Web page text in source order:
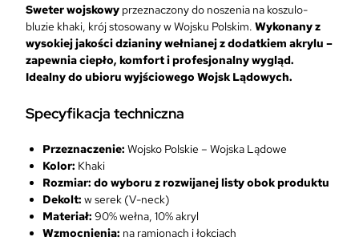
0
0
z
ł
z
ł
.
Sweter wojskowy przeznaczony do noszenia na koszulo-
bluzie khaki, krój stosowany w Wojsku Polskim. Wykonany z
wysokiej jakości dzianiny wełnianej z dodatkiem akrylu –
zapewnia ciepło, komfort i profesjonalny wygląd.
Idealny do ubioru wyjściowego Wojsk Lądowych.
Specyfikacja techniczna
Przeznaczenie:Wojsko Polskie – Wojska Lądowe
Kolor: Khaki
Rozmiar: do wyboru z rozwijanej listy obok produktu
Dekolt:w serek (V-neck)
Materiał:90% wełna, 10% akryl
Wzmocnienia: na ramionach i łokciach